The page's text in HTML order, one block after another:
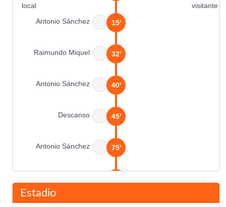
Antonio Sánchez 15'
Raimundo Miquel 32'
Antonio Sánchez 40'
Descanso 45'
Antonio Sánchez 75'
Estadio